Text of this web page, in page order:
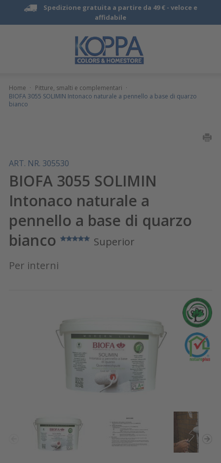
Spedizione gratuita a partire da 49 € - veloce e
affidabile
Home · Pitture, smalti e complementari ·
BIOFA 3055 SOLIMIN Intonaco naturale a pennello a base di quarzo
bianco
ART. NR. 305530
BIOFA 3055 SOLIMIN
Intonaco naturale a
pennello a base di quarzo
bianco
Superior
Per interni